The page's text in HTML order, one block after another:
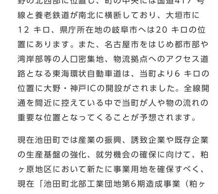
線と養老鉄道が南北に横断しており、大垣市に
12 キロ、県庁所在地の岐阜市へは20 キロの位
置にあります。また、名古屋市をはじめ都市部や
湾岸部等の人口密集地、物流拠点へのアクセス道
路となる東海環状自動車道は、当町より6 キロの
位置に大野・神戸ICの開設がされました。全線開
通を間近に控えている中で当町が人や物の流れの
重要な位置となってくることが予想されます。
現在池田町では産業の振興、誘致企業や既存企業
の生産基盤の強化、就労機会の確保に向けて、粕
ヶ原地区において新たに事業用地を確保すべく、
現在「池田町北部工業団地第6期造成事業（粕ヶ